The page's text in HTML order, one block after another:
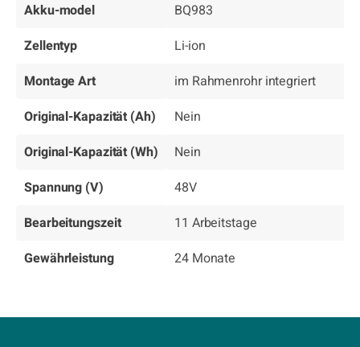
Akku-model
BQ983
Zellentyp
Li-ion
Montage Art
im Rahmenrohr integriert
Original-Kapazität (Ah)
Nein
Original-Kapazität (Wh)
Nein
Spannung (V)
48V
Bearbeitungszeit
11 Arbeitstage
Gewährleistung
24 Monate